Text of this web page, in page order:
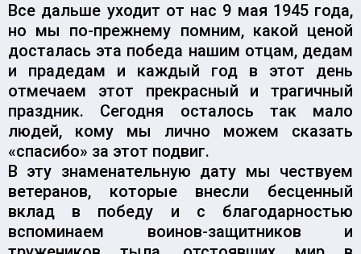
Все дальше уходит от нас 9 мая 1945 года,
но мы по-прежнему помним, какой ценой
досталась эта победа нашим отцам, дедам
и прадедам и каждый год в этот день
отмечаем этот прекрасный и трагичный
праздник. Сегодня осталось так мало
людей, кому мы лично можем сказать
«спасибо» за этот подвиг.
В эту знаменательную дату мы чествуем
ветеранов, которые внесли бесценный
вклад в победу и с благодарностью
вспоминаем воинов-защитников и